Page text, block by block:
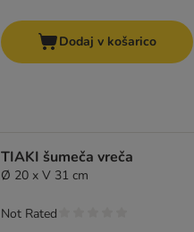
Dodaj v košarico
TIAKI šumeča vreča
Ø 20 x V 31 cm
Not Rated